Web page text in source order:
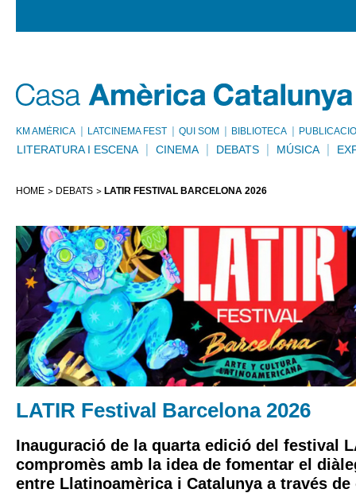
KM AMÈRICA LATCINEMA FEST QUI SOM BIBLIOTECA
LITERATURA I ESCENA CINEMA DEBATS MÚSICA
HOME DEBATS LATIR FESTIVAL BARCELONA 2026
LATIR Festival Barcelona 2026
Inauguració de la quarta edició del festival
compromès amb la idea de fomentar el
entre Llatinoamèrica i Catalunya a través de